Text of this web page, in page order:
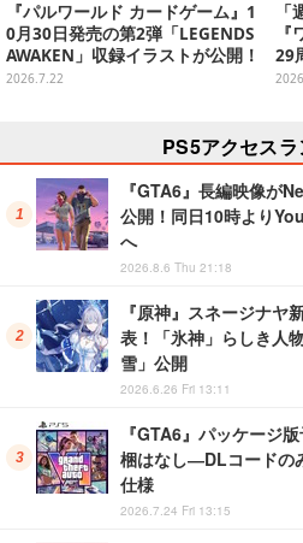
『パルワールド カードゲーム』1
0月30日発売の第2弾「LEGENDS
AWAKEN」収録イラストが公開！
第3弾や大会など新情報も続々お
2026.7.22
29
応
PS5アクセスラ
『GTA6』長編映像が
公開！同日10時より
へ
2026.8.6 Thu 21:18
『原神』スネージナヤ
表！「氷神」らしき人
雪」公開
2026.6.26 Fri 13:11
『GTA6』パッケージ
梱はなし―DLコードの
仕様
2026.7.24 Fri 13:15